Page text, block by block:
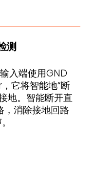
测
入端使用GND
它将智能地“断
地。智能断开直
，消除接地回路